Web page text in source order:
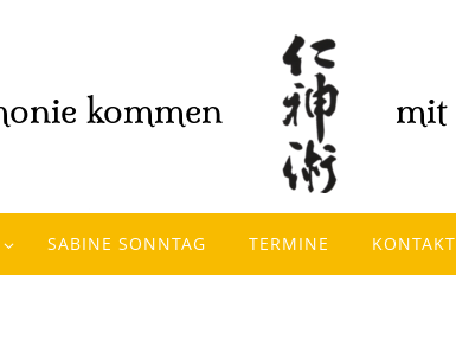
SABINE SONNTAG TERMINE KONTAKT